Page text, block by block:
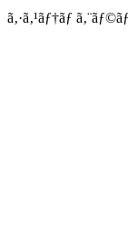
ã‚·ã‚¹ãƒ†ãƒ